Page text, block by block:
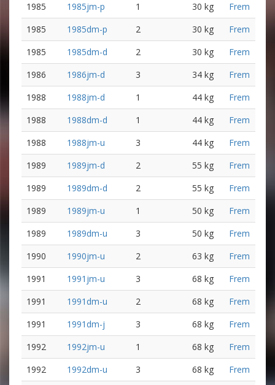
1985
1985jm-p 1 30 kg
Frem
1985
1985dm-p 2 30 kg
Frem
1985
1985dm-d 2 30 kg
Frem
1986
1986jm-d 3 34 kg
Frem
1988
1988jm-d 1 44 kg
Frem
1988
1988dm-d 1 44 kg
Frem
1988
1988jm-u 3 44 kg
Frem
1989
1989jm-d 2 55 kg
Frem
1989
1989dm-d 2 55 kg
Frem
1989
1989jm-u 1 50 kg
Frem
1989
1989dm-u 3 50 kg
Frem
1990
1990jm-u 2 63 kg
Frem
1991
1991jm-u 3 68 kg
Frem
1991
1991dm-u 2 68 kg
Frem
1991
1991dm-j 3 68 kg
Frem
1992
1992jm-u 1 68 kg
Frem
1992
1992dm-u 3 68 kg
Frem